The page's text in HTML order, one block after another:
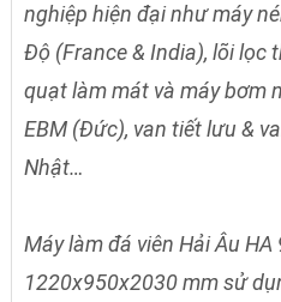
nghiệp hiện đại như máy
Độ (France & India), lõi lọc
quạt làm mát và máy bơm
EBM (Đức), van tiết lưu &
Nhật…
Máy làm đá viên Hải Âu
1220x950x2030 mm sử